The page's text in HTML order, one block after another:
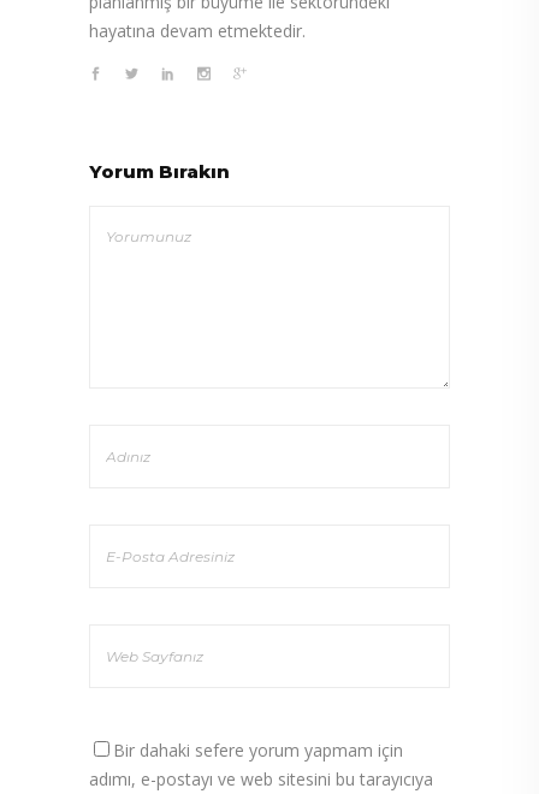
hayatına devam etmektedir.
Yorum Bırakın
Bir dahaki sefere yorum yapmam için
adımı, e-postayı ve web sitesini bu tarayıcıya